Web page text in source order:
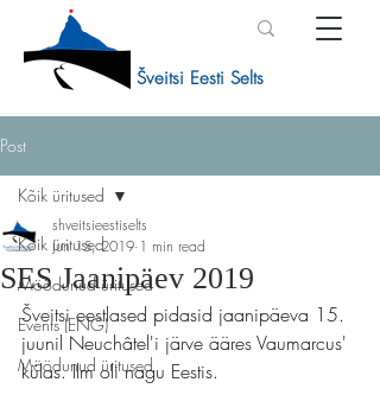
Šveitsi Eesti Selts
Post
Kõik üritused
Möödunud üritused
Events (ENG)
Möödunud üritused
Kõik üritused
SES Jaanipäev 2019
shveitsieestiselts
Jun 15, 2019 1 min read
Šveitsi eestlased pidasid jaanipäeva 15.
juunil Neuchâtel'i järve ääres Vaumarcus'
külas. Ilm oli nagu Eestis.